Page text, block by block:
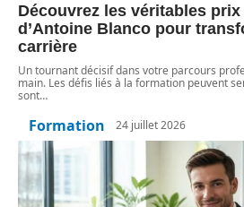
Découvrez les véritables
d’Antoine Blanco pour
carrière
Un tournant décisif dans votre parcours
main. Les défis liés à la formation peuvent
sont…
Formation 24 juillet 2026